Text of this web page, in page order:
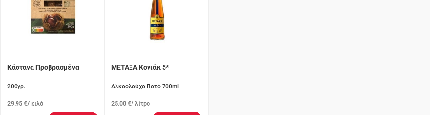
Κάστανα Προβρασμένα
200γρ.
29.95 €/ κιλό
ΜΕΤΑΞΑ Κονιάκ 5*
Αλκοολούχο Ποτό 700ml
25.00 €/ λίτρο